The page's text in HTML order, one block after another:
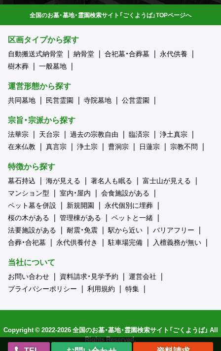
全国のお墓・墓地・霊園検索サイト「ごくようば」TOPページへ
区画タイプから探す
自動搬送式納骨堂 納骨堂 合祀墓・合葬墓
永代供養
樹木葬
一般墓地
運営形態から探す
共同墓地 民営霊園 寺院墓地 公営霊園
宗旨・宗派から探す
法華宗 天台宗 過去の宗教自由 臨済宗
浄土真宗
在来仏教
真言宗 浄土宗 曹洞宗 日蓮宗 宗教不問
特徴から探す
墓石持込 海が見える 著名人も眠る
富士山が見える
マンション型
室内・屋内
会食施設がある
ペット墓を併設
新規開園
永代個別に埋葬
桜の木がある
管理棟がある
ペットと一緒
法要施設がある
耐震・免震 駅から近い
バリアフリー
合葬・合祀墓
永代供養付き 駐車場完備 入檀義務が無い
当社について
お問い合わせ 資料請求・見学予約
運営会社
プライバシーポリシー
利用規約 特集
Copyright © 2022-2026 全国のお墓・墓地・霊園検索サイト「ごくようば」 All
Rights Reserved.